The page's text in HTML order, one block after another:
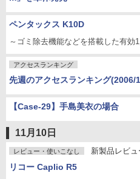
ペンタックス K10D
～ゴミ除去機能などを搭載した有効
アクセスランキング
先週のアクセスランキング(2006/
【Case-29】手島美衣の場合
11月10日
レビュー・使いこなし 新製品レビュ
リコー Caplio R5